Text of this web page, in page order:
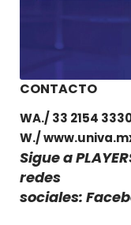
CONTACTO
WA./ 33 2154
W./
Sigue a
redes
sociales: